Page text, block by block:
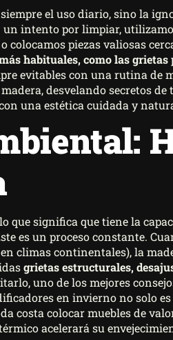
el uso diario, sino la
intento por limpiar,
colocamos piezas valiosas
habituales, como las grietas
evitables con una rutina de
desvelando secretos
una estética cuidada y
que significa que tiene la
es un proceso constante.
climas continentales), la
grietas estructurales,
uno de los mejores
en invierno no solo
costa colocar muebles de
acelerará su